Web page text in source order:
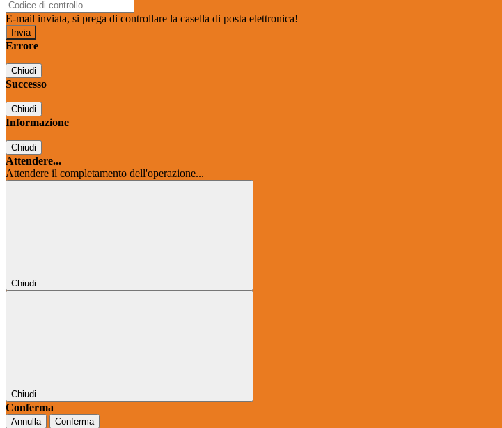
E-mail inviata, si prega di controllare la casella di posta elettronica!
Errore
Chiudi
Successo
Chiudi
Informazione
Chiudi
Attendere...
Attendere il completamento dell'operazione...
Chiudi
Chiudi
Conferma
Annulla Conferma